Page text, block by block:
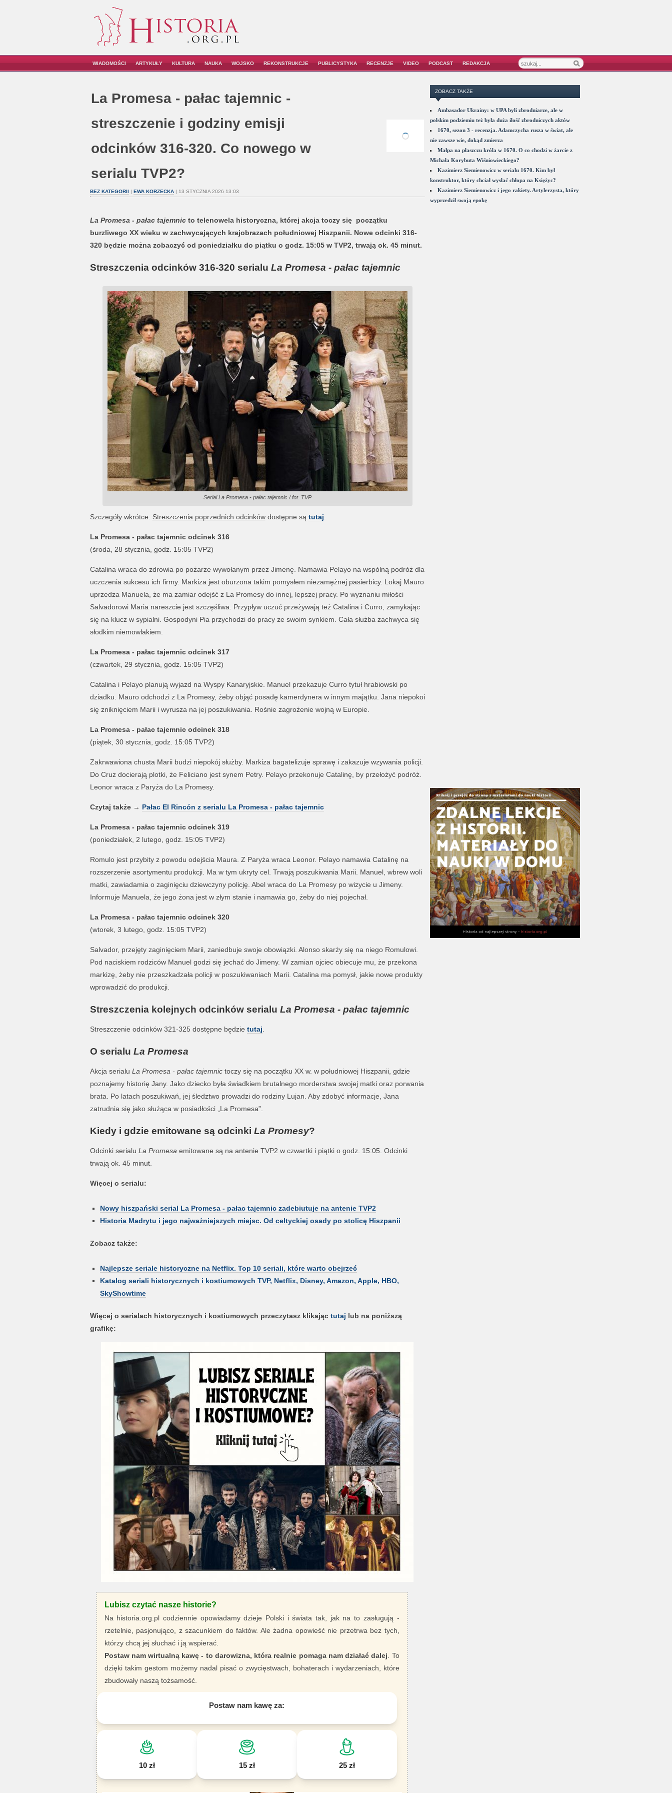
WIADOMOŚCI ARTYKUŁY KULTURA NAUKA WOJSKO REKONSTRUKCJE PUBLICYSTYKA RECENZJE VIDEO PODCAST REDAKCJA
La Promesa - pałac tajemnic -
streszczenie i godziny emisji
odcinków 316-320. Co nowego w
serialu TVP2?
BEZ KATEGORII| EWA KORZECKA| 13 STYCZNIA 2026 13:03
La Promesa - pałac tajemnicto telenowela historyczna, której akcja toczy się początku
burzliwego XX wieku w zachwycających krajobrazach południowej Hiszpanii. Nowe odcinki 316-
320 będzie można zobaczyć od poniedziałku do piątku o godz. 15:05 w TVP2, trwają ok. 45 minut.
Streszczenia odcinków 316-320 serialu La Promesa - pałac tajemnic
Serial La Promesa - pałac tajemnic / fot. TVP
Szczegóły wkrótce. Streszczenia poprzednich odcinkówdostępne są tutaj
La Promesa - pałac tajemnic odcinek 316
(środa, 28 stycznia, godz. 15:05 TVP2)
Catalina wraca do zdrowia po pożarze wywołanym przez Jimenę. Namawia Pelayo na wspólną podróż dla
uczczenia sukcesu ich firmy. Markiza jest oburzona takim pomysłem niezamężnej pasierbicy. Lokaj Mauro
uprzedza Manuela, że ma zamiar odejść z La Promesy do innej, lepszej pracy. Po wyznaniu miłości
Salvadorowi Maria nareszcie jest szczęśliwa. Przypływ uczuć przeżywają też Catalina i Curro, zamykając
się na klucz w sypialni. Gospodyni Pia przychodzi do pracy ze swoim synkiem. Cała służba zachwyca się
słodkim niemowlakiem.
La Promesa - pałac tajemnic odcinek 317
(czwartek, 29 stycznia, godz. 15:05 TVP2)
Catalina i Pelayo planują wyjazd na Wyspy Kanaryjskie. Manuel przekazuje Curro tytuł hrabiowski po
dziadku. Mauro odchodzi z La Promesy, żeby objąć posadę kamerdynera w innym majątku. Jana niepokoi
się zniknięciem Marii i wyrusza na jej poszukiwania. Rośnie zagrożenie wojną w Europie.
La Promesa - pałac tajemnic odcinek 318
(piątek, 30 stycznia, godz. 15:05 TVP2)
Zakrwawiona chusta Marii budzi niepokój służby. Markiza bagatelizuje sprawę i zakazuje wzywania policji.
Do Cruz docierają plotki, że Feliciano jest synem Petry. Pelayo przekonuje Catalinę, by przełożyć podróż.
Leonor wraca z Paryża do La Promesy.
Czytaj także→ Pałac El Rincón z serialu La Promesa - pałac tajemnic
La Promesa - pałac tajemnic odcinek 319
(poniedziałek, 2 lutego, godz. 15:05 TVP2)
Romulo jest przybity z powodu odejścia Maura. Z Paryża wraca Leonor. Pelayo namawia Catalinę na
rozszerzenie asortymentu produkcji. Ma w tym ukryty cel. Trwają poszukiwania Marii. Manuel, wbrew woli
matki, zawiadamia o zaginięciu dziewczyny policję. Abel wraca do La Promesy po wizycie u Jimeny.
Informuje Manuela, że jego żona jest w złym stanie i namawia go, żeby do niej pojechał.
La Promesa - pałac tajemnic odcinek 320
(wtorek, 3 lutego, godz. 15:05 TVP2)
Salvador, przejęty zaginięciem Marii, zaniedbuje swoje obowiązki. Alonso skarży się na niego Romulowi.
Pod naciskiem rodziców Manuel godzi się jechać do Jimeny. W zamian ojciec obiecuje mu, że przekona
markizę, żeby nie przeszkadzała policji w poszukiwaniach Marii. Catalina ma pomysł, jakie nowe produkty
wprowadzić do produkcji.
Streszczenia kolejnych odcinków serialu La Promesa - pałac tajemnic
Streszczenie odcinków 321-325 dostępne będzie tutaj
O serialu La Promesa
Akcja serialu La Promesa - pałac tajemnictoczy się na początku XX w. w południowej Hiszpanii, gdzie
poznajemy historię Jany. Jako dziecko była świadkiem brutalnego morderstwa swojej matki oraz porwania
brata. Po latach poszukiwań, jej śledztwo prowadzi do rodziny Lujan. Aby zdobyć informacje, Jana
zatrudnia się jako służąca w posiadłości „La Promesa”.
Kiedy i gdzie emitowane są odcinki La Promesy?
Odcinki serialu La Promesa emitowane są na antenie TVP2 w czwartki i piątki o godz. 15:05. Odcinki
trwają ok. 45 minut.
Więcej o serialu:
Nowy hiszpański serial La Promesa - pałac tajemnic zadebiutuje na antenie TVP2
Historia Madrytu i jego najważniejszych miejsc. Od celtyckiej osady po stolicę Hiszpanii
Zobacz także:
Najlepsze seriale historyczne na Netflix. Top 10 seriali, które warto obejrzeć
Katalog seriali historycznych i kostiumowych TVP, Netflix, Disney, Amazon, Apple, HBO,
SkyShowtime
Więcej o serialach historycznych i kostiumowych przeczytasz klikając tutaj lub na poniższą
grafikę:
Lubisz czytać nasze historie?
Na historia.org.pl codziennie opowiadamy dzieje Polski i świata tak, jak na to zasługują -
rzetelnie, pasjonująco, z szacunkiem do faktów. Ale żadna opowieść nie przetrwa bez tych,
którzy chcą jej słuchać i ją wspierać.
Postaw nam wirtualną kawę - to darowizna, która realnie pomaga nam działać dalej . To
dzięki takim gestom możemy nadal pisać o zwycięstwach, bohaterach i wydarzeniach, które
zbudowały naszą tożsamość.
Postaw nam kawę za:
10 zł 15 zł 25 zł
ZOBACZ TAKŻE
Ambasador Ukrainy: w UPA byli zbrodniarze, ale w
polskim podziemiu też była duża ilość zbrodniczych aktów
1670, sezon 3 - recenzja. Adamczycha rusza w świat, ale
nie zawsze wie, dokąd zmierza
Małpa na płaszczu króla w 1670. O co chodzi w żarcie z
Michała Korybuta Wiśniowieckiego?
Kazimierz Siemienowicz w serialu 1670. Kim był
konstruktor, który chciał wysłać chłopa na Księżyc?
Kazimierz Siemienowicz i jego rakiety. Artylerzysta, który
wyprzedził swoją epokę